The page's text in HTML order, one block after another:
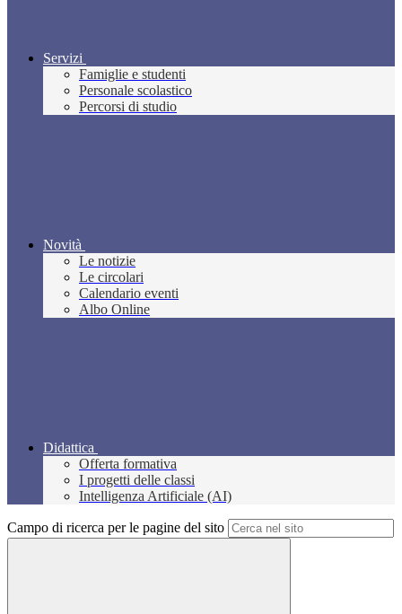
Servizi
Famiglie e studenti
Personale scolastico
Percorsi di studio
Novità
Le notizie
Le circolari
Calendario eventi
Albo Online
Didattica
Offerta formativa
I progetti delle classi
Intelligenza Artificiale (AI)
Campo di ricerca per le pagine del sito